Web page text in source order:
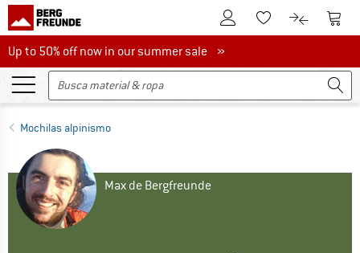
A la cuenta de cliente
A la lista de
A la A la
Up to 50% off now in our summer sale
Up to 50% off now in our summer sale »
Mochilas alpinismo
Max de Bergfreunde